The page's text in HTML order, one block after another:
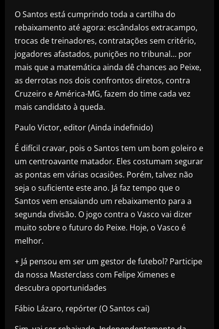
O Santos está cumprindo toda a cartilha do
rebaixamento até agora: escândalos extracampo,
trocas de treinadores, contratações sem critério,
jogadores afastados, punições no tribunal… por
mais que a matemática ainda dê chances ao Peixe,
as derrotas nos dois confrontos diretos, contra
Cruzeiro e América-MG, fazem do time cada vez
mais candidato à queda.
Paulo Victor, editor (Ainda indefinido)
É difícil cravar, pois o Santos tem um bom goleiro e
um centroavante matador. Eles costumam segurar
as pontas em várias ocasiões. Porém, talvez não
seja o suficiente este ano. Já faz tempo que o
Santos vem ensaiando um rebaixamento para a
segunda divisão. O jogo contra o Vasco vai dizer
muito sobre o futuro do Peixe. Hoje, o Vasco é
melhor.
+ Já pensou em ser um gestor de futebol? Participe
da nossa Masterclass com Felipe Ximenes e
descubra oportunidades
Fábio Lázaro, repórter (O Santos cai)